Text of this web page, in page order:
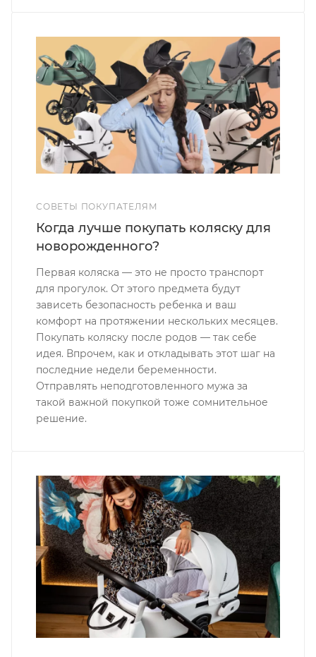
СОВЕТЫ ПОКУПАТЕЛЯМ
Когда лучше покупать коляску для
новорожденного?
Первая коляска — это не просто транспорт
для прогулок. От этого предмета будут
зависеть безопасность ребенка и ваш
комфорт на протяжении нескольких месяцев.
Покупать коляску после родов — так себе
идея. Впрочем, как и откладывать этот шаг на
последние недели беременности.
Отправлять неподготовленного мужа за
такой важной покупкой тоже сомнительное
решение.